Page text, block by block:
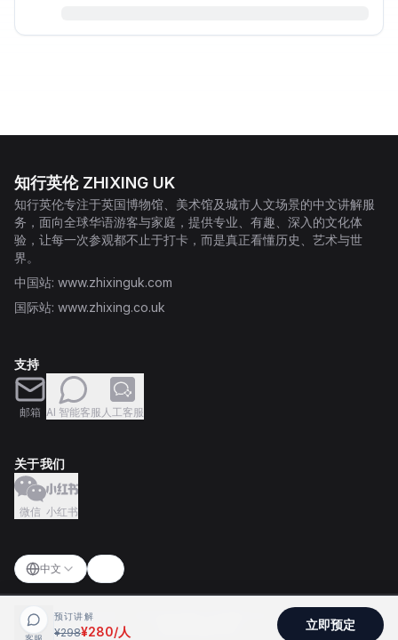
预订讲解
¥298¥280/人 立即预定
知行英伦 ZHIXING UK
知行英伦专注于英国博物馆、美术馆及城市人文场景的中文讲解服
务，面向全球华语游客与家庭，提供专业、有趣、深入的文化体
验，让每一次参观都不止于打卡，而是真正看懂历史、艺术与世
界。
中国站: www.zhixinguk.com
国际站: www.zhixing.co.uk
支持
邮箱 AI 智能客服 人工客服
关于我们
微信 小红书
中文Switch language
切换主题
Copyright © 2024 – 2026 知行英伦 ZHIXING UK. All rights reserved.